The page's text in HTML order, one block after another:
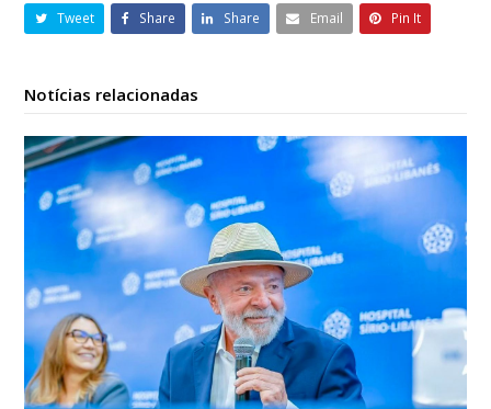
Tweet Share Share Email Pin It
Notícias relacionadas